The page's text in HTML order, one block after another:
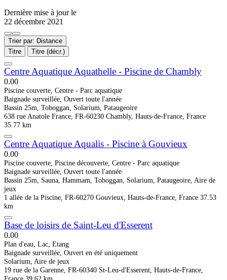
Dernière mise à jour le
22 décembre 2021
Trier par: Distance
Titre
Titre (décr.)
Centre Aquatique Aquathelle - Piscine de Chambly
0.00
Piscine couverte, Centre - Parc aquatique
Baignade surveillée, Ouvert toute l'année
Bassin 25m, Toboggan, Solarium, Pataugeoire
638 rue Anatole France, FR-60230 Chambly, Hauts-de-France, France
35.77 km
Centre Aquatique Aqualis - Piscine à Gouvieux
0.00
Piscine couverte, Piscine découverte, Centre - Parc aquatique
Baignade surveillée, Ouvert toute l'année
Bassin 25m, Sauna, Hammam, Toboggan, Solarium, Pataugeoire, Aire de
jeux
1 allée de la Piscine, FR-60270 Gouvieux, Hauts-de-France, France 37.53
km
Base de loisirs de Saint-Leu d'Esserent
0.00
Plan d'eau, Lac, Etang
Baignade surveillée, Ouvert en été uniquement
Solarium, Aire de jeux
19 rue de la Garenne, FR-60340 St-Leu-d'Esserent, Hauts-de-France,